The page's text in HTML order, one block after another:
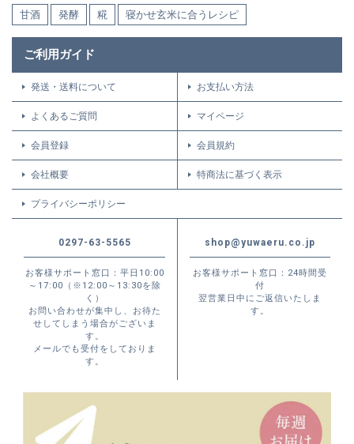
甘酒 発酵 糀 寝かせ玄米に合うレシピ
ご利用ガイド
発送・送料について お支払い方法
よくあるご質問 マイページ
会員登録 会員規約
会社概要 特商法に基づく表示
プライバシーポリシー
0297-63-5565
お客様サポート窓口：平日10:00
～17:00（※12:00～13:30を除
く）
お問い合わせが集中し、お待た
せしてしまう場合がございま
す。
メールでも受付をしておりま
す。
shop@yuwaeru.co.jp
お客様サポート窓口：24時間受
付
翌営業日中にご返信いたしま
す。